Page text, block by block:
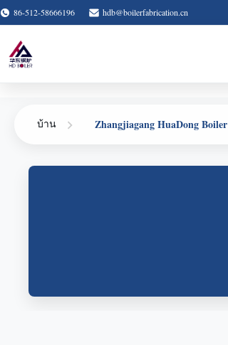
86-512-58666196 hdb@boilerfabrication.cn
บ้าน Zhangjiagang HuaDong